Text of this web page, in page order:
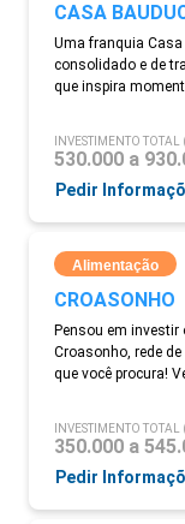
CASA
Uma franquia
consolidado e de
que inspira
INVESTIMENTO TOTAL
530.000 a
Pedir
Alimentação
CROASONHO
Pensou em
Croasonho, rede
que você procura!
INVESTIMENTO TOTAL
350.000 a
Pedir